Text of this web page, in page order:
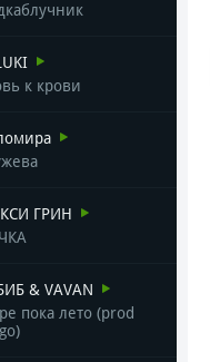
к крови
ГРИН
& VAVAN
пока лето (prod